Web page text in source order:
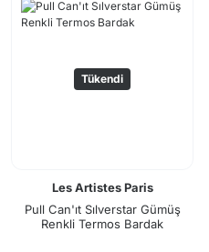
Tükendi
Les Artistes Paris
Pull Can'ıt Sılverstar Gümüş
Renkli Termos Bardak